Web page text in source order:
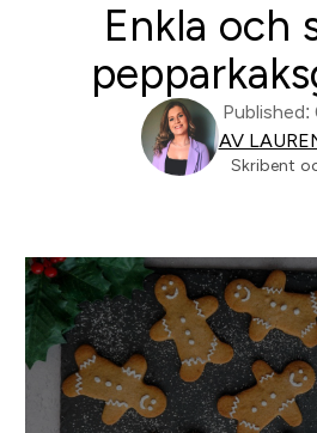
Enkla och
Published:
AV
Skribent